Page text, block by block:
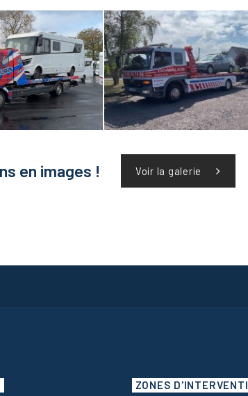
en images ! Voir la galerie
ZONES